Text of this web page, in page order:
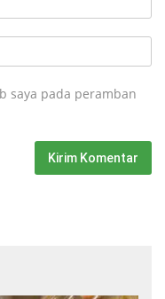
saya pada peramban